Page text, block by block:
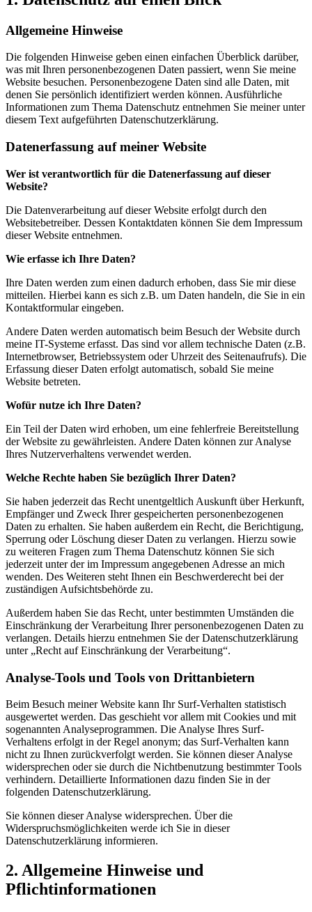
Allgemeine Hinweise
Die folgenden Hinweise geben einen einfachen Überblick darüber,
was mit Ihren personenbezogenen Daten passiert, wenn Sie meine
Website besuchen. Personenbezogene Daten sind alle Daten, mit
denen Sie persönlich identifiziert werden können. Ausführliche
Informationen zum Thema Datenschutz entnehmen Sie meiner unter
diesem Text aufgeführten Datenschutzerklärung.
Datenerfassung auf meiner Website
Wer ist verantwortlich für die Datenerfassung auf dieser
Website?
Die Datenverarbeitung auf dieser Website erfolgt durch den
Websitebetreiber. Dessen Kontaktdaten können Sie dem Impressum
dieser Website entnehmen.
Wie erfasse ich Ihre Daten?
Ihre Daten werden zum einen dadurch erhoben, dass Sie mir diese
mitteilen. Hierbei kann es sich z.B. um Daten handeln, die Sie in ein
Kontaktformular eingeben.
Andere Daten werden automatisch beim Besuch der Website durch
meine IT-Systeme erfasst. Das sind vor allem technische Daten (z.B.
Internetbrowser, Betriebssystem oder Uhrzeit des Seitenaufrufs). Die
Erfassung dieser Daten erfolgt automatisch, sobald Sie meine
Website betreten.
Wofür nutze ich Ihre Daten?
Ein Teil der Daten wird erhoben, um eine fehlerfreie Bereitstellung
der Website zu gewährleisten. Andere Daten können zur Analyse
Ihres Nutzerverhaltens verwendet werden.
Welche Rechte haben Sie bezüglich Ihrer Daten?
Sie haben jederzeit das Recht unentgeltlich Auskunft über Herkunft,
Empfänger und Zweck Ihrer gespeicherten personenbezogenen
Daten zu erhalten. Sie haben außerdem ein Recht, die Berichtigung,
Sperrung oder Löschung dieser Daten zu verlangen. Hierzu sowie
zu weiteren Fragen zum Thema Datenschutz können Sie sich
jederzeit unter der im Impressum angegebenen Adresse an mich
wenden. Des Weiteren steht Ihnen ein Beschwerderecht bei der
zuständigen Aufsichtsbehörde zu.
Außerdem haben Sie das Recht, unter bestimmten Umständen die
Einschränkung der Verarbeitung Ihrer personenbezogenen Daten zu
verlangen. Details hierzu entnehmen Sie der Datenschutzerklärung
unter „Recht auf Einschränkung der Verarbeitung“.
Analyse-Tools und Tools von Drittanbietern
Beim Besuch meiner Website kann Ihr Surf-Verhalten statistisch
ausgewertet werden. Das geschieht vor allem mit Cookies und mit
sogenannten Analyseprogrammen. Die Analyse Ihres Surf-
Verhaltens erfolgt in der Regel anonym; das Surf-Verhalten kann
nicht zu Ihnen zurückverfolgt werden. Sie können dieser Analyse
widersprechen oder sie durch die Nichtbenutzung bestimmter Tools
verhindern. Detaillierte Informationen dazu finden Sie in der
folgenden Datenschutzerklärung.
Sie können dieser Analyse widersprechen. Über die
Widerspruchsmöglichkeiten werde ich Sie in dieser
Datenschutzerklärung informieren.
2. Allgemeine Hinweise und
Pflichtinformationen